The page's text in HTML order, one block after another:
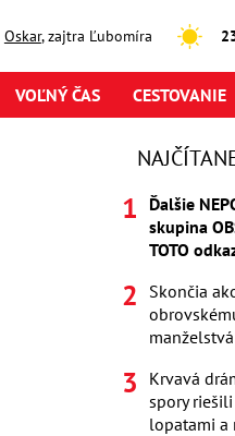
Oskar, zajtra Ľubomíra
VOĽNÝ ČAS CESTOVANIE
Ďalšie
skupina
TOTO
Skončia
Krvavá
spory
lopatami a